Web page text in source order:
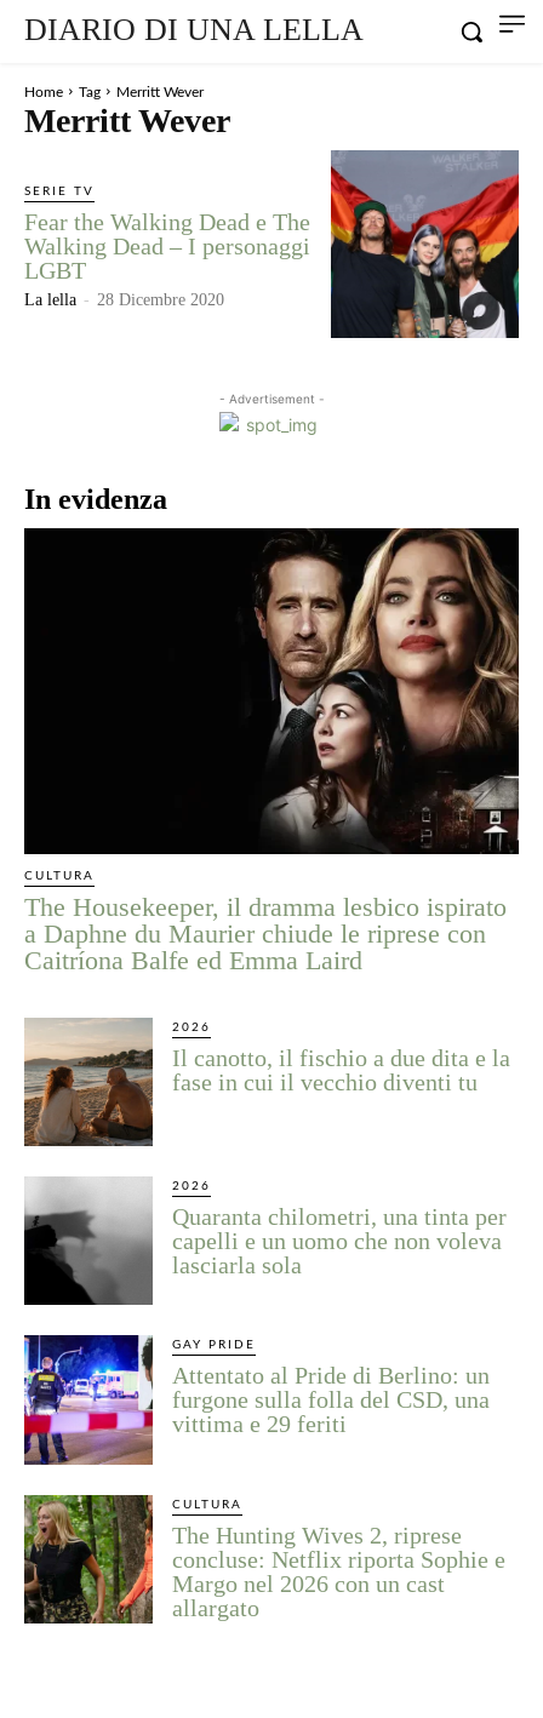
DIARIO DI UNA LELLA
Home Tag Merritt Wever
Merritt Wever
SERIE TV
Fear the Walking Dead e The
Walking Dead – I personaggi
LGBT
La lella - 28 Dicembre 2020
- Advertisement -
In evidenza
CULTURA
The Housekeeper, il dramma lesbico ispirato
a Daphne du Maurier chiude le riprese con
Caitríona Balfe ed Emma Laird
2026
Il canotto, il fischio a due dita e la
fase in cui il vecchio diventi tu
2026
Quaranta chilometri, una tinta per
capelli e un uomo che non voleva
lasciarla sola
GAY PRIDE
Attentato al Pride di Berlino: un
furgone sulla folla del CSD, una
vittima e 29 feriti
CULTURA
The Hunting Wives 2, riprese
concluse: Netflix riporta Sophie e
Margo nel 2026 con un cast
allargato